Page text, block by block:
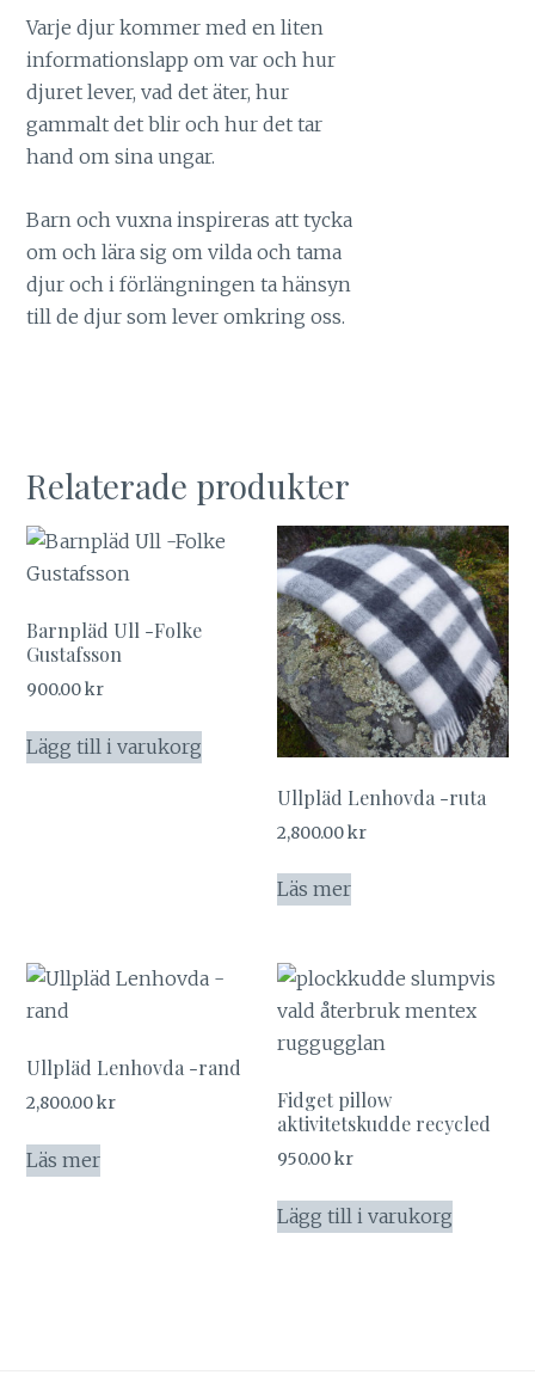
Varje djur kommer med en liten
informationslapp om var och hur
djuret lever, vad det äter, hur
gammalt det blir och hur det tar
hand om sina ungar.
Barn och vuxna inspireras att tycka
om och lära sig om vilda och tama
djur och i förlängningen ta hänsyn
till de djur som lever omkring oss.
Relaterade produkter
Barnpläd Ull -Folke
Gustafsson
900.00kr
Lägg till i varukorg
Ullpläd Lenhovda -ruta
2,800.00kr
Läs mer
Ullpläd Lenhovda -rand
2,800.00kr
Läs mer
Fidget pillow
aktivitetskudde recycled
950.00kr
Lägg till i varukorg